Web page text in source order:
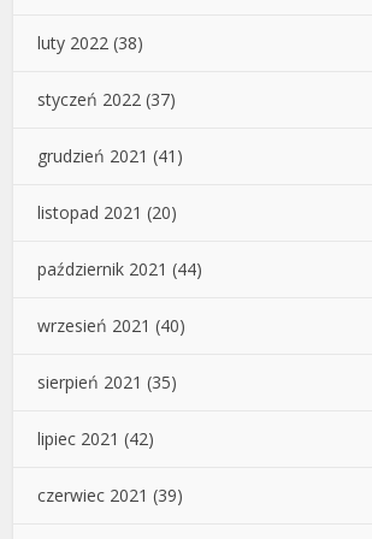
luty 2022 (38)
styczeń 2022 (37)
grudzień 2021 (41)
listopad 2021 (20)
październik 2021 (44)
wrzesień 2021 (40)
sierpień 2021 (35)
lipiec 2021 (42)
czerwiec 2021 (39)